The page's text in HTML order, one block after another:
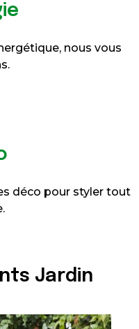
nous vous
déco pour styler tout
Jardin